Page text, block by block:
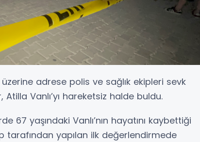
üzerine adrese polis ve sağlık ekipleri sevk
Vanlı’yı hareketsiz halde buldu.
67 yaşındaki Vanlı’nın hayatını kaybettiği
tarafından yapılan ilk değerlendirmede